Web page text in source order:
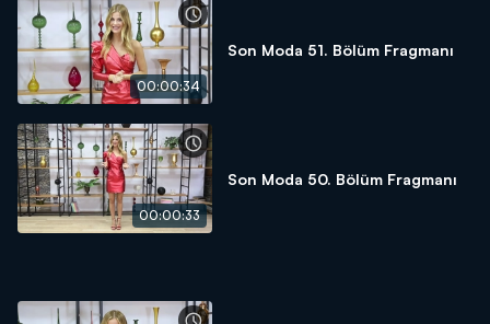
00:00:34
Son Moda 51. Bölüm Fragmanı
00:00:33
Son Moda 50. Bölüm Fragmanı